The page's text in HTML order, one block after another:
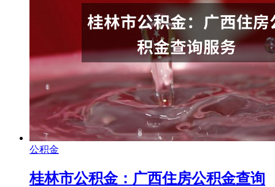
公积金
桂林市公积金：广西住房公积金查询